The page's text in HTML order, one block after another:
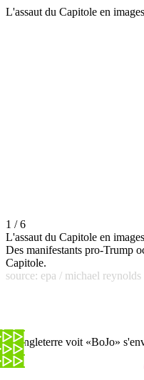
L'assaut du Capitole en images
1 / 6
L'assaut du Capitole en images
Des manifestants pro-Trump
Capitole.
source: epa / michael reynolds
L'Angleterre voit «BoJo»